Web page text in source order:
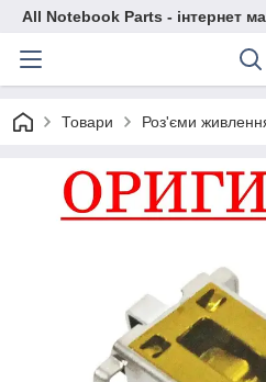
All Notebook Parts - інтернет
Товари Роз'єми